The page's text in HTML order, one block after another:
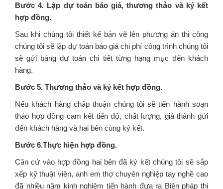
Bước 4. Lập dự toán báo giá, thương thảo và ký kết
hợp đồng.
Sau khi chúng tôi thiết kế bản vẽ lên phương án thi công
chúng tôi sẽ lập dự toán báo giá chi phí công trình chúng tôi
sẽ gửi bảng dự toán chi tiết từng hạng mục đến khách
hàng.
Bước 5. Thương thảo và ký kết hợp đồng.
Nếu khách hàng chấp thuận chúng tôi sẽ tiến hành soạn
thảo hợp đồng cam kết tiến độ, chất lượng, giá thành gửi
đến khách hàng và hai bên cùng ký kết.
Bước 6.Thực hiện hợp đồng.
Căn cứ vào hợp đồng hai bên đã ký kết chúng tôi sẽ sắp
xếp kỹ thuật viên, anh em thợ chuyên nghiệp tay nghề cao
đã nhiều năm kinh nghiệm tiến hành đưa ra Biện pháp thi